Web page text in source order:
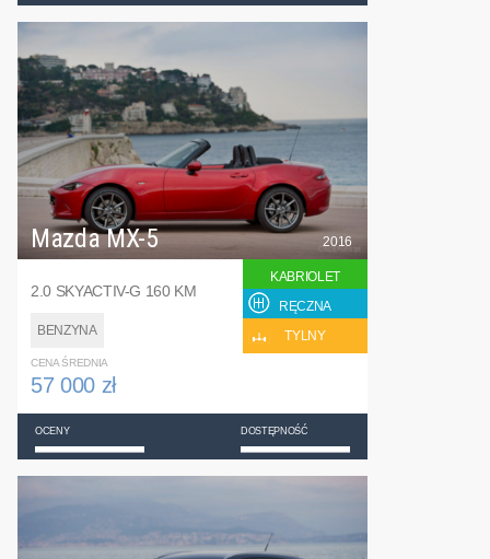
Mazda MX-5
2.0 SKYACTIV-G 160 KM
BENZYNA
2016
KABRIOLET
RĘCZNA
TYLNY
CENA ŚREDNIA
57 000 zł
OCENY DOSTĘPNOŚĆ